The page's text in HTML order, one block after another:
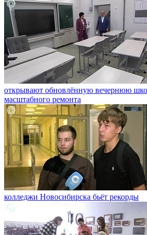
открывают обновлённую вечернюю
масштабного ремонта
колледжи Новосибирска бьёт рекорды